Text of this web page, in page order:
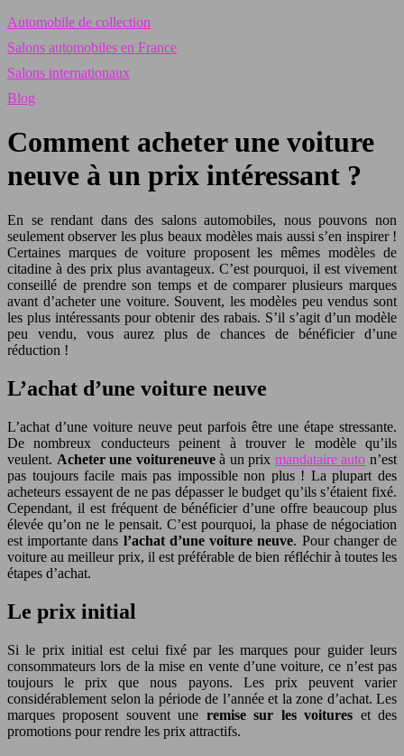
Automobile de collection
Salons automobiles en France
Salons internationaux
Blog
Comment acheter une voiture
neuve à un prix intéressant ?
En se rendant dans des salons automobiles, nous pouvons non
seulement observer les plus beaux modèles mais aussi s’en inspirer !
Certaines marques de voiture proposent les mêmes modèles de
citadine à des prix plus avantageux. C’est pourquoi, il est vivement
conseillé de prendre son temps et de comparer plusieurs marques
avant d’acheter une voiture. Souvent, les modèles peu vendus sont
les plus intéressants pour obtenir des rabais. S’il s’agit d’un modèle
peu vendu, vous aurez plus de chances de bénéficier d’une
réduction !
L’achat d’une voiture neuve
L’achat d’une voiture neuve peut parfois être une étape stressante.
De nombreux conducteurs peinent à trouver le modèle qu’ils
veulent. Acheter une voitureneuveà un prix mandataire auto n’est
pas toujours facile mais pas impossible non plus ! La plupart des
acheteurs essayent de ne pas dépasser le budget qu’ils s’étaient fixé.
Cependant, il est fréquent de bénéficier d’une offre beaucoup plus
élevée qu’on ne le pensait. C’est pourquoi, la phase de négociation
est importante dans l’achat d’une voiture neuve. Pour changer de
voiture au meilleur prix, il est préférable de bien réfléchir à toutes les
étapes d’achat.
Le prix initial
Si le prix initial est celui fixé par les marques pour guider leurs
consommateurs lors de la mise en vente d’une voiture, ce n’est pas
toujours le prix que nous payons. Les prix peuvent varier
considérablement selon la période de l’année et la zone d’achat. Les
marques proposent souvent une remise sur les voitures et des
promotions pour rendre les prix attractifs.